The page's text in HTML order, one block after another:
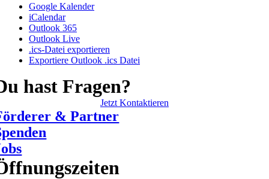
Google Kalender
iCalendar
Outlook 365
Outlook Live
.ics-Datei exportieren
Exportiere Outlook .ics Datei
hast Fragen?
Jetzt Kontaktieren
& Partner